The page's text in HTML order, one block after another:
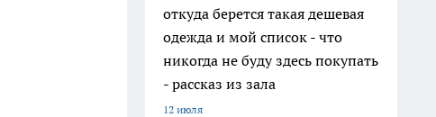
откуда берется такая дешевая
одежда и мой список - что
никогда не буду здесь покупать
- рассказ из зала
12 июля